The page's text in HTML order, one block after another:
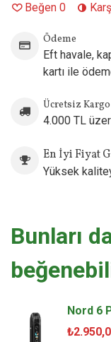
Aroma Sistemi:2
Ekran:Akıllı Dijital
Ayarlanabilir Hava
Orijinallik:%100
Beğen 0
Ödeme
Eft havale,
kartı ile
Ücretsiz Kargo
4.000 TL
En İyi Fiyat
Yüksek
Bunları
Nord 6